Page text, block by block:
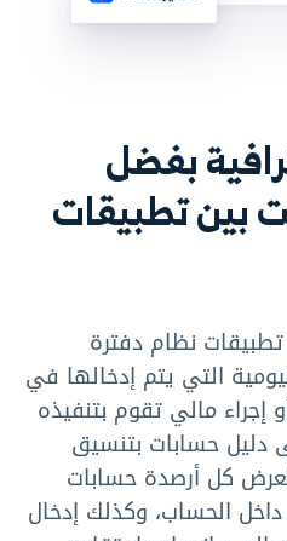
بفضل
بين تطبيقات
نظام دفترة
التي يتم إدخالها في
إجراء مالي تقوم بتنفيذه
دليل حسابات بتنسيق
كل أرصدة حسابات
الحساب، وكذلك إدخال